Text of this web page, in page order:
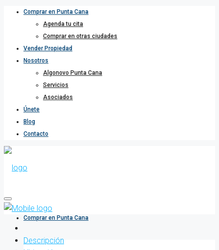
Comprar en Punta Cana
Agenda tu cita
Comprar en otras ciudades
Vender Propiedad
Nosotros
Algonovo Punta Cana
Servicios
Asociados
Únete
Blog
Contacto
Comprar en Punta Cana
Descripción